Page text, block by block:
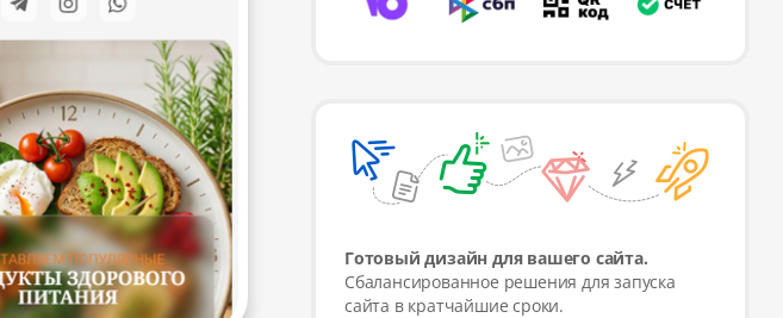
Готовый дизайн для вашего сайта.
Сбалансированное решения для запуска
сайта в кратчайшие сроки.